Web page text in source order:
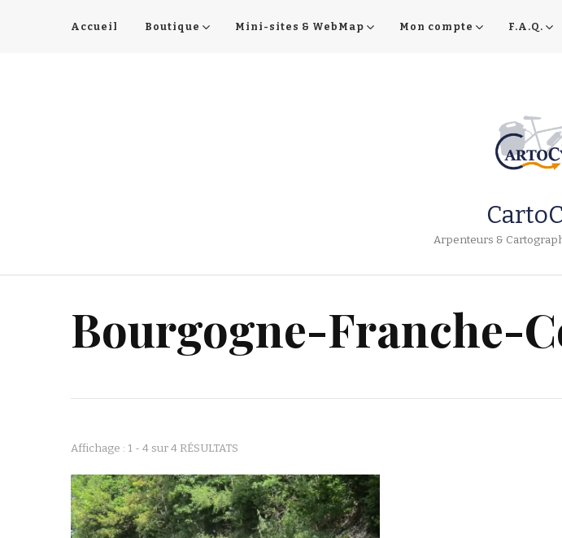
Accueil Boutique Mini-sites & WebMap Mon compte F.A.Q.
Arpenteurs &
Bourgogne-Franche-
Affichage : 1 - 4 sur 4 RÉSULTATS